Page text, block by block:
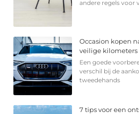
andere regels voor
Occasion kopen
veilige kilometers
Een goede
verschil bij de
tweedehands
7 tips voor een